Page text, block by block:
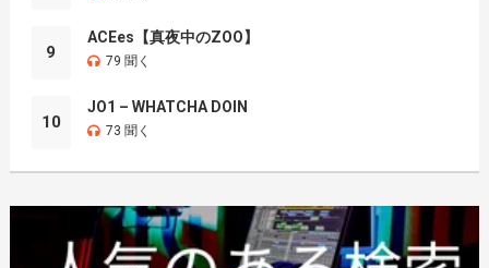
9
ACEes【真夜中のZOO】
79 聞く
10
JO1 – WHATCHA DOIN
73 聞く